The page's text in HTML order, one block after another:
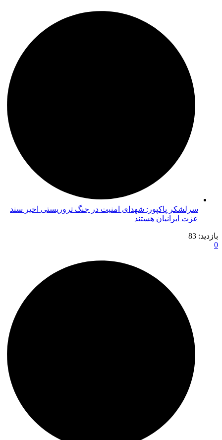
سرلشکر پاکپور: شهدای امنیت در جنگ تروریستی اخیر سند
عزت ایرانیان هستند
بازدید: 83
0